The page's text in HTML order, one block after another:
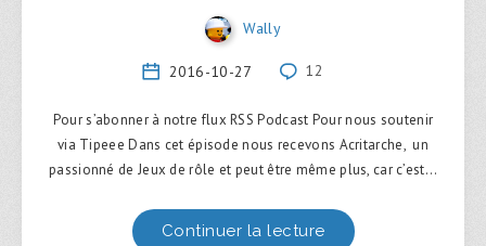
Wally
2016-10-27 12
Pour s’abonner à notre flux RSS Podcast Pour nous soutenir
via Tipeee Dans cet épisode nous recevons Acritarche, un
passionné de Jeux de rôle et peut être même plus, car c’est…
Continuer la lecture